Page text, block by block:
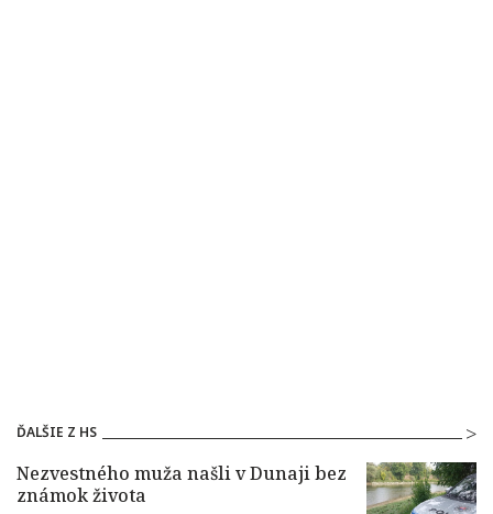
ĎALŠIE Z HS
Nezvestného muža našli v Dunaji bez
známok života